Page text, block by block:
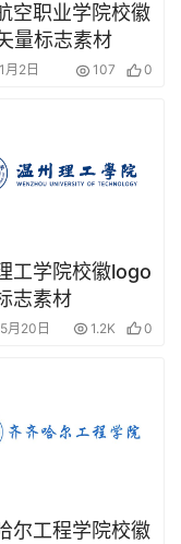
空职业学院校徽
量标志素材
月2日 107 0
工学院校徽logo
志素材
月20日 1.2K 0
尔工程学院校徽